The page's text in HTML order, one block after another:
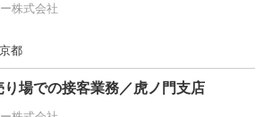
株式会社
都
場での接客業務／虎ノ門支店